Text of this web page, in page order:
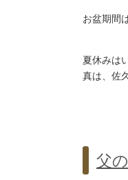
お盆期間
夏休みは
真は、佐
父